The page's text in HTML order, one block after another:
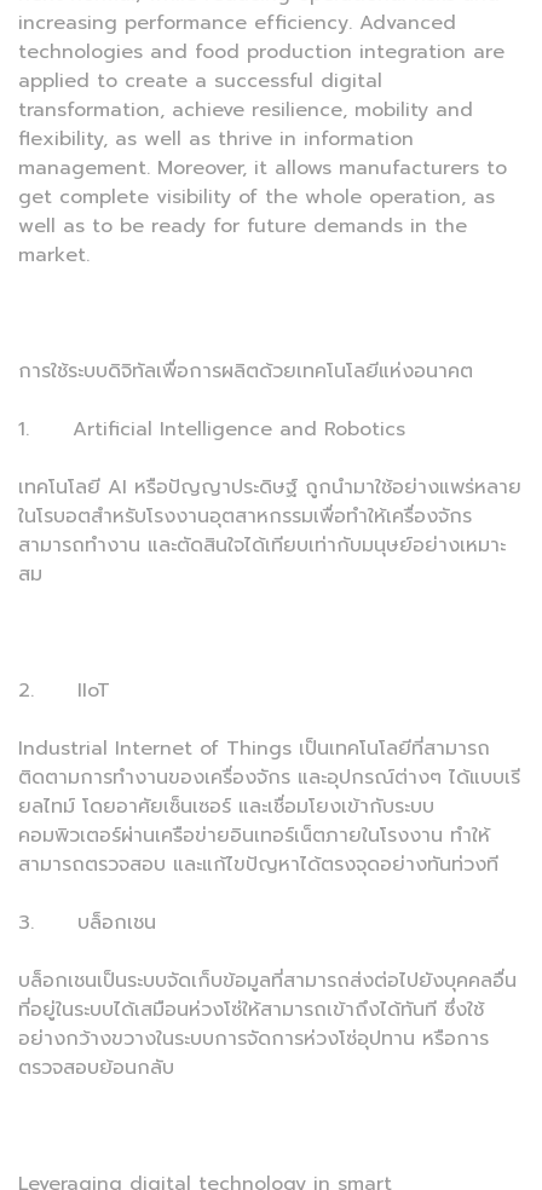
increasing performance efficiency. Advanced
technologies and food production integration are
applied to create a successful digital
transformation, achieve resilience, mobility and
flexibility, as well as thrive in information
management. Moreover, it allows manufacturers to
get complete visibility of the whole operation, as
well as to be ready for future demands in the
market.
การใช้ระบบดิจิทัลเพื่อการผลิตด้วยเทคโนโลยีแห่งอนาคต
1. Artificial Intelligence and Robotics
เทคโนโลยี AI หรือปัญญาประดิษฐ์ ถูกนำมาใช้อย่างแพร่หลาย
ในโรบอตสำหรับโรงงานอุตสาหกรรมเพื่อทำให้เครื่องจักร
สามารถทำงาน และตัดสินใจได้เทียบเท่ากับมนุษย์อย่างเหมาะ
สม
2. IIoT
Industrial Internet of Things เป็นเทคโนโลยีที่สามารถ
ติดตามการทำงานของเครื่องจักร และอุปกรณ์ต่างๆ ได้แบบเรี
ยลไทม์ โดยอาศัยเซ็นเซอร์ และเชื่อมโยงเข้ากับระบบ
คอมพิวเตอร์ผ่านเครือข่ายอินเทอร์เน็ตภายในโรงงาน ทำให้
สามารถตรวจสอบ และแก้ไขปัญหาได้ตรงจุดอย่างทันท่วงที
3. บล็อกเชน
บล็อกเชนเป็นระบบจัดเก็บข้อมูลที่สามารถส่งต่อไปยังบุคคลอื่น
ที่อยู่ในระบบได้เสมือนห่วงโซ่ให้สามารถเข้าถึงได้ทันที ซึ่งใช้
อย่างกว้างขวางในระบบการจัดการห่วงโซ่อุปทาน หรือการ
ตรวจสอบย้อนกลับ